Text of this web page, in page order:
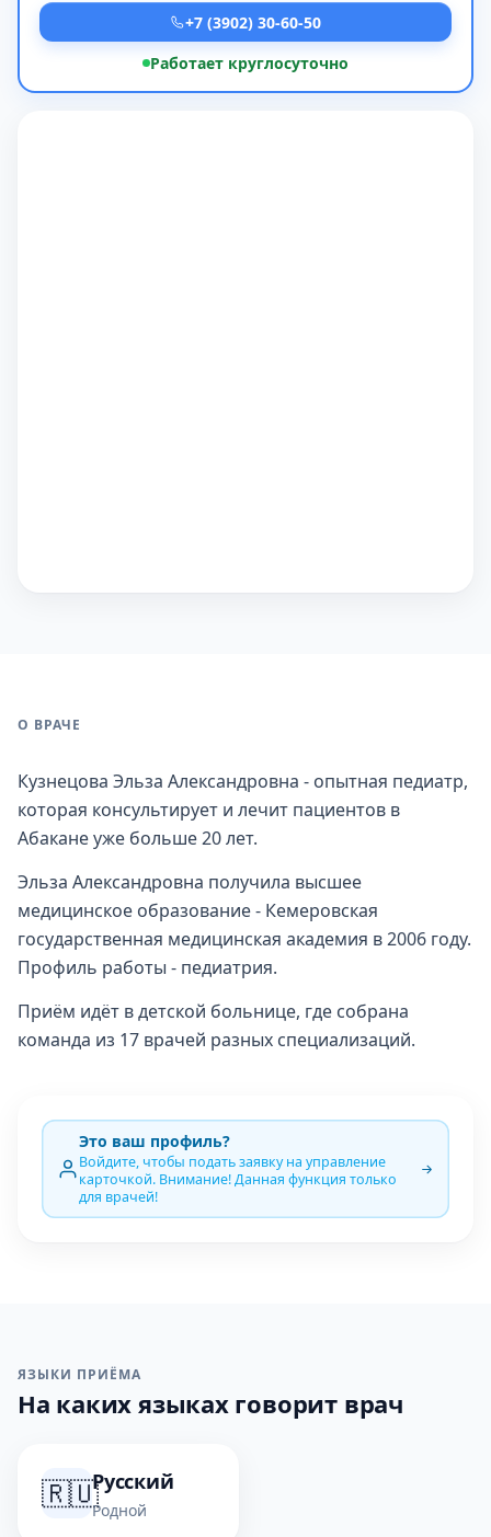
+7 (3902) 30-60-50
Работает круглосуточно
О ВРАЧЕ
Кузнецова Эльза Александровна - опытная педиатр,
которая консультирует и лечит пациентов в
Абакане уже больше 20 лет.
Эльза Александровна получила высшее
медицинское образование - Кемеровская
государственная медицинская академия в 2006 году.
Профиль работы - педиатрия.
Приём идёт в детской больнице, где собрана
команда из 17 врачей разных специализаций.
Это ваш профиль?
Войдите, чтобы подать заявку на управление
карточкой. Внимание! Данная функция только
для врачей!
ЯЗЫКИ ПРИЁМА
На каких языках говорит врач
🇷🇺Русский
Родной